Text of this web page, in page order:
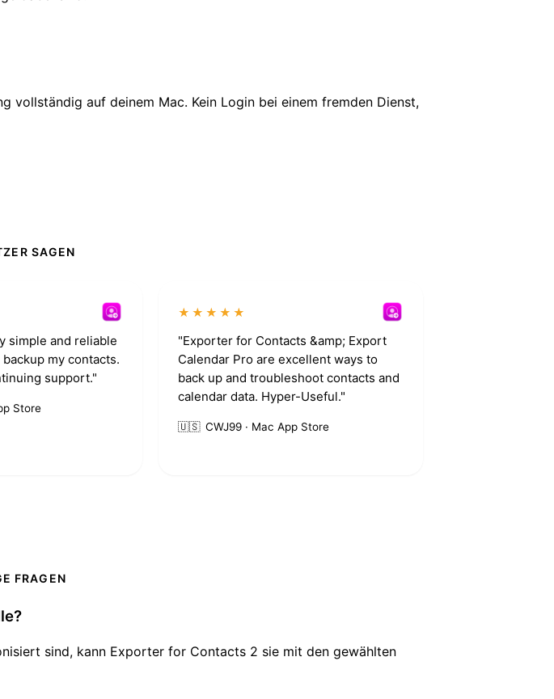
auf deinem Mac. Kein Login bei einem fremden Dienst,
SAGEN
simple and reliable
my contacts.
support."
Store
★★★★★
"Exporter for Contacts &amp; Export
Calendar Pro are excellent ways to
back up and troubleshoot contacts and
calendar data. Hyper-Useful."
🇺🇸 CWJ99 · Mac App Store
FRAGEN
sind, kann Exporter for Contacts 2 sie mit den gewählten